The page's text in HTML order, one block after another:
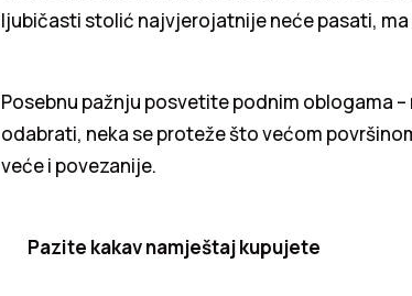
ljubičasti stolić najvjerojatnije neće pasati, ma
Posebnu pažnju posvetite podnim oblogama
odabrati, neka se proteže što većom
veće i povezanije.
Pazite kakav namještaj kupujete